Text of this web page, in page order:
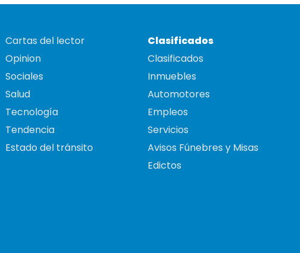
Cartas del lector
Opinion
Sociales
Salud
Tecnología
Tendencia
Estado del tránsito
Clasificados
Clasificados
Inmuebles
Automotores
Empleos
Servicios
Avisos Fúnebres y Misas
Edictos